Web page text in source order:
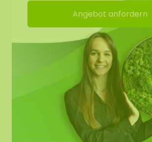
Steht für ein grünes und
Langlebig / sehr farbecht
Benötigt keine Pflege (kein
Kein Tageslicht erforderlich
Kein Beschneiden
Keine Düngung
Angebot anfordern